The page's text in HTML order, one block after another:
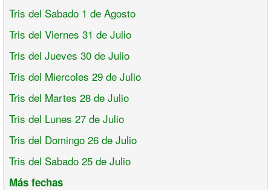
Tris del Sabado 1 de Agosto
Tris del Viernes 31 de Julio
Tris del Jueves 30 de Julio
Tris del Miercoles 29 de Julio
Tris del Martes 28 de Julio
Tris del Lunes 27 de Julio
Tris del Domingo 26 de Julio
Tris del Sabado 25 de Julio
Más fechas